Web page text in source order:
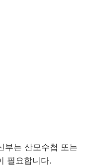
부는 산모수첩 또는
필요합니다.